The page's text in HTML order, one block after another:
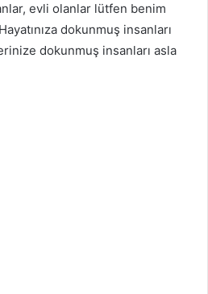
evli olanlar lütfen benim
dokunmuş insanları
dokunmuş insanları asla